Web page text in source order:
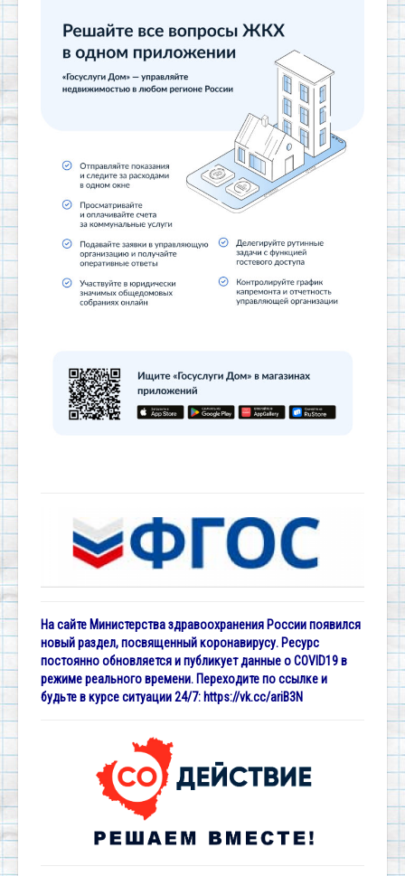
На сайте Министерства здравоохранения России появился
новый раздел, посвященный коронавирусу. Ресурс
постоянно обновляется и публикует данные о COVID19 в
режиме реального времени. Переходите по ссылке и
будьте в курсе ситуации 24/7: https://vk.cc/ariB3N